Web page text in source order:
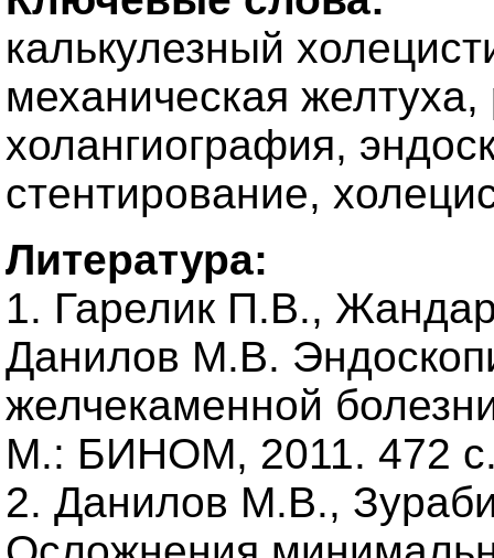
калькулезный
механическая желтуха,
холангиография,
стентирование,
Литература:
1. Гарелик П.В.,
Данилов М.В.
желчекаменной
М.: БИНОМ, 2011. 472
2. Данилов М.В.,